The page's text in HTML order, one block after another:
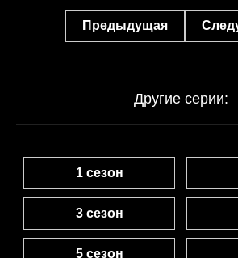
Предыдущая
Другие серии:
1 сезон
3 сезон
5 сезон